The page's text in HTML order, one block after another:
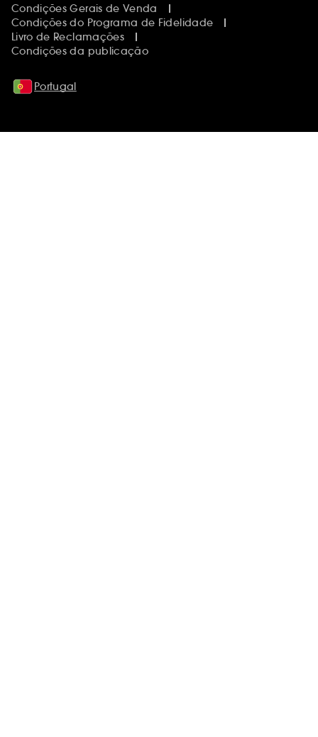
Condições Gerais de Venda
Condições do Programa de Fidelidade
Livro de Reclamações
Condições da publicação
Portugal